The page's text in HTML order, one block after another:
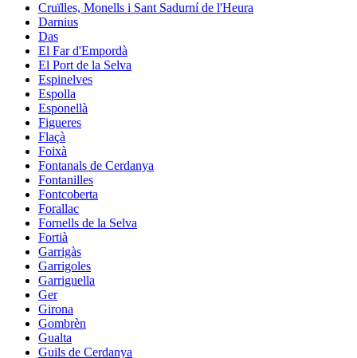
Cruïlles, Monells i Sant Sadurní de l'Heura
Darnius
Das
El Far d'Empordà
El Port de la Selva
Espinelves
Espolla
Esponellà
Figueres
Flaçà
Foixà
Fontanals de Cerdanya
Fontanilles
Fontcoberta
Forallac
Fornells de la Selva
Fortià
Garrigàs
Garrigoles
Garriguella
Ger
Girona
Gombrèn
Gualta
Guils de Cerdanya